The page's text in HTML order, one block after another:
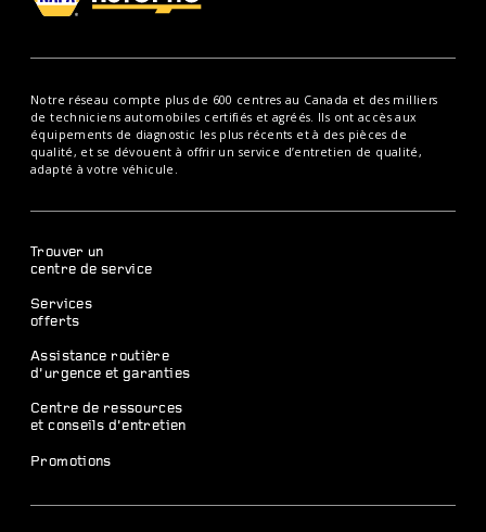
Notre réseau compte plus de 600 centres au Canada et des milliers
de techniciens automobiles certifiés et agréés. Ils ont accès aux
équipements de diagnostic les plus récents et à des pièces de
qualité, et se dévouent à offrir un service d’entretien de qualité,
adapté à votre véhicule.
Trouver un
centre de service
Services
offerts
Assistance routière
d’urgence et garanties
Centre de ressources
et conseils d’entretien
Promotions